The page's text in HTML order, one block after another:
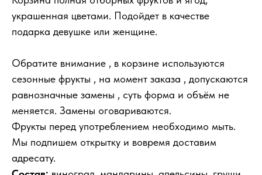
украшенная цветами. Подойдет в качестве
подарка девушке или женщине.
Обратите внимание , в корзине используются
сезонные фрукты , на момент заказа , допускаются
равнозначные замены , суть форма и объём не
меняется. Замены оговариваются.
Фрукты перед употреблением необходимо мыть.
Мы подпишем открытку и вовремя доставим
адресату.